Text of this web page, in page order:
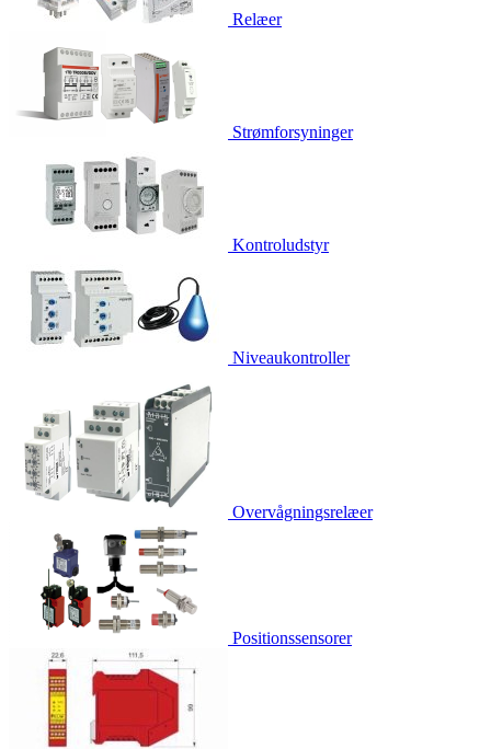
Relæer
Strømforsyninger
Kontroludstyr
Niveaukontroller
Overvågningsrelæer
Positionssensorer